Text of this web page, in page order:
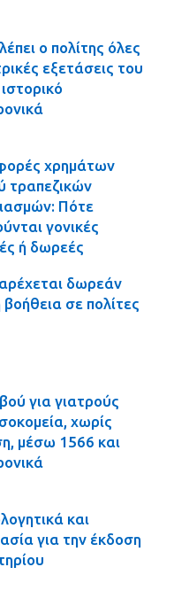
ο πολίτης όλες
εξετάσεις του
χρημάτων
τραπεζικών
Πότε
γονικές
ή δωρεές
δωρεάν
βοήθεια σε πολίτες
για γιατρούς
χωρίς
μέσω 1566 και
και
για την έκδοση